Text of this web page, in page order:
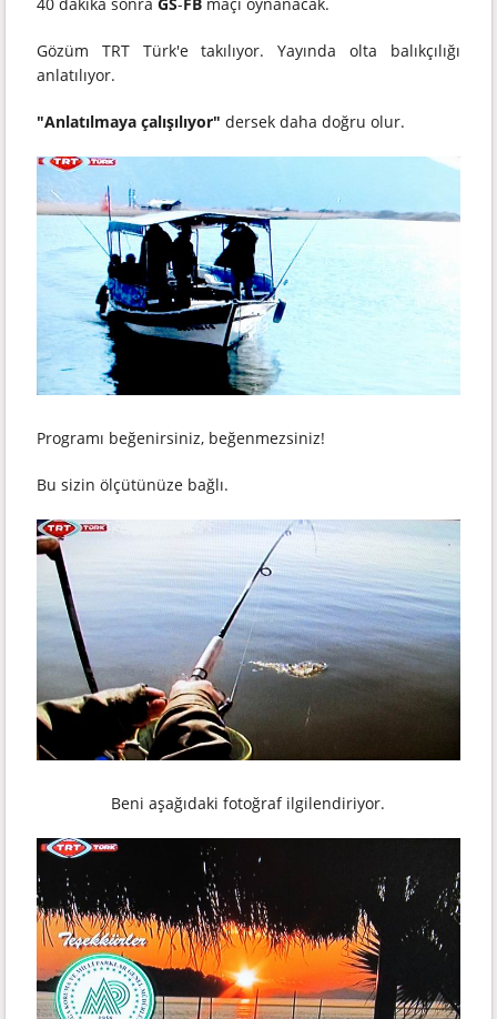
40 dakika sonraGS-FB maçı oynanacak.
Gözüm TRT Türk'e takılıyor. Yayında olta balıkçılığı
anlatılıyor.
"Anlatılmaya çalışılıyor" dersek daha doğru olur.
Programı beğenirsiniz, beğenmezsiniz!
Bu sizin ölçütünüze bağlı.
Beni aşağıdaki fotoğraf ilgilendiriyor.